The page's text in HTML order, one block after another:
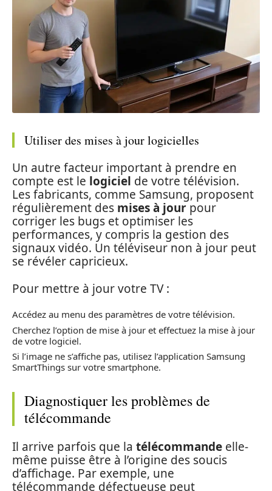
Utiliser des mises à jour logicielles
Un autre facteur important à prendre en
compte est le logiciel de votre télévision.
Les fabricants, comme Samsung, proposent
régulièrement des mises à jour pour
corriger les bugs et optimiser les
performances, y compris la gestion des
signaux vidéo. Un téléviseur non à jour peut
se révéler capricieux.
Pour mettre à jour votre TV :
Accédez au menu des paramètres de votre télévision.
Cherchez l’option de mise à jour et effectuez la mise à jour
de votre logiciel.
Si l’image ne s’affiche pas, utilisez l’application Samsung
SmartThings sur votre smartphone.
Diagnostiquer les problèmes de
télécommande
Il arrive parfois que la télécommande elle-
même puisse être à l’origine des soucis
d’affichage. Par exemple, une
télécommande défectueuse peut